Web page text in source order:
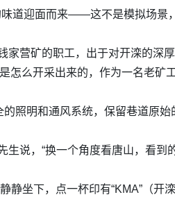
味道迎面而来——这不是模拟场景
营矿的职工，出于对开滦的深厚
怎么开采出来的，作为一名老矿
照明和通风系统，保留巷道原始
生说，“换一个角度看唐山，看到
静坐下，点一杯印有“KMA”（开